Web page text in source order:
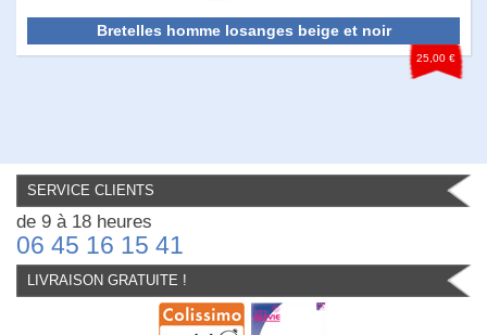
Bretelles homme losanges beige et noir
25,00 €
SERVICE CLIENTS
de 9 à 18 heures
06 45 16 15 41
LIVRAISON GRATUITE !